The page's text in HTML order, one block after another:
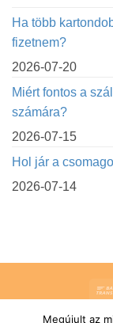
Ha több
fizetnem?
2026-07-20
Miért fontos a
számára?
2026-07-15
Hol jár a
2026-07-14
Megújult az